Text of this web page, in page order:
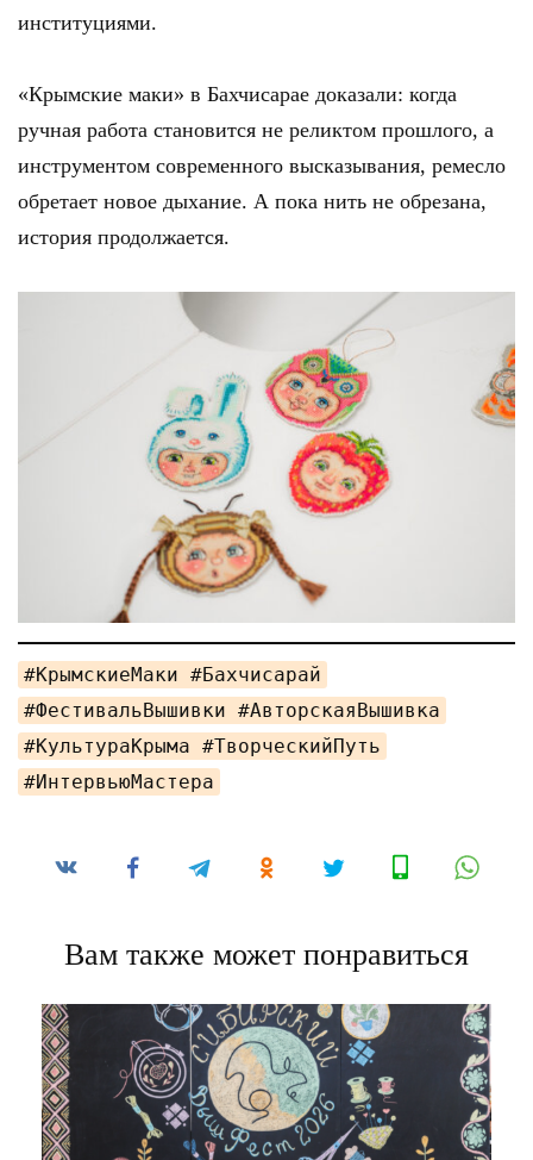
институциями.
«Крымские маки» в Бахчисарае доказали: когда
ручная работа становится не реликтом прошлого, а
инструментом современного высказывания, ремесло
обретает новое дыхание. А пока нить не обрезана,
история продолжается.
#КрымскиеМаки #Бахчисарай
#ФестивальВышивки #АвторскаяВышивка
#КультураКрыма #ТворческийПуть
#ИнтервьюМастера
Вам также может понравиться